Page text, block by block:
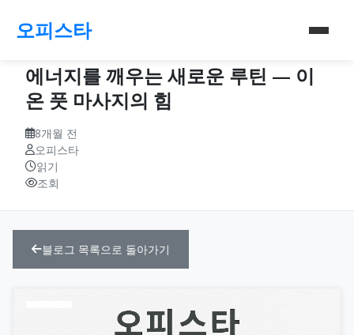
오피스타
에너지를 깨우는 새로운 루틴 — 이
온 풋 마사지의 힘
8개월 전
오피스타
읽기
조회
블로그 목록으로 돌아가기